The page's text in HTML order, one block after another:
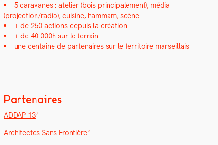
5 car­a­vanes : ate­lier (bois prin­ci­pale­ment), média
(projection/radio), cui­sine, ham­mam, scène
+ de 250 actions depuis la créa­tion
+ de 40 000h sur le ter­rain
une cen­taine de parte­naires sur le ter­ri­toire mar­seil­lais
Partenaires
ADDAP 13
Archi­tectes Sans Fron­tière